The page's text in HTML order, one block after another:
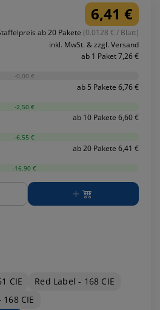
6,41 €
ab 20 Pakete (0.0128 € / Blatt)
inkl. MwSt. & zzgl. Versand
ab 1 Paket 7,26 €
-0,00 €
ab 5 Pakete 6,76 €
-2,50 €
ab 10 Pakete 6,60 €
-6,55 €
ab 20 Pakete 6,41 €
-16,90 €
CIE
Red Label - 168 CIE
CIE